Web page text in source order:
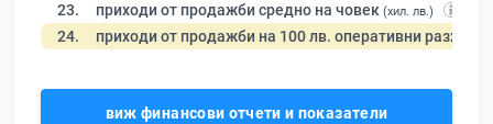
23. приходи от продажби средно на човек (хил. лв.)
24. приходи от продажби на 100 лв. оперативни разходи
виж финансови отчети и показатели